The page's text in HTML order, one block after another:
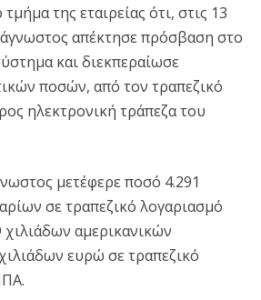
της εταιρείας ότι, στις 13
απέκτησε πρόσβαση στο
και διεκπεραίωσε
ποσών, από τον τραπεζικό
ηλεκτρονική τράπεζα του
μετέφερε ποσό 4.291
σε τραπεζικό λογαριασμό
χιλιάδων αμερικανικών
ευρώ σε τραπεζικό